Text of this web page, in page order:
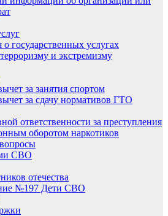
государственных услугах
и экстремизму
за занятия спортом
за сдачу нормативов ГТО
ответственности за преступления
оборотом наркотиков
СВО
отечества
№197 Дети СВО